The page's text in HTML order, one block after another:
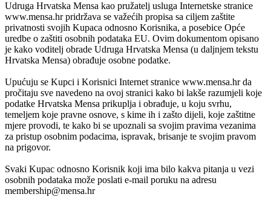
Udruga Hrvatska Mensa kao pružatelj usluga Internetske stranice
www.mensa.hr pridržava se važećih propisa sa ciljem zaštite
privatnosti svojih Kupaca odnosno Korisnika, a posebice Opće
uredbe o zaštiti osobnih podataka EU. Ovim dokumentom opisano
je kako voditelj obrade Udruga Hrvatska Mensa (u daljnjem tekstu
Hrvatska Mensa) obrađuje osobne podatke.
Upućuju se Kupci i Korisnici Internet stranice www.mensa.hr da
pročitaju sve navedeno na ovoj stranici kako bi lakše razumjeli koje
podatke Hrvatska Mensa prikuplja i obrađuje, u koju svrhu,
temeljem koje pravne osnove, s kime ih i zašto dijeli, koje zaštitne
mjere provodi, te kako bi se upoznali sa svojim pravima vezanima
za pristup osobnim podacima, ispravak, brisanje te svojim pravom
na prigovor.
Svaki Kupac odnosno Korisnik koji ima bilo kakva pitanja u vezi
osobnih podataka može poslati e-mail poruku na adresu
membership@mensa.hr